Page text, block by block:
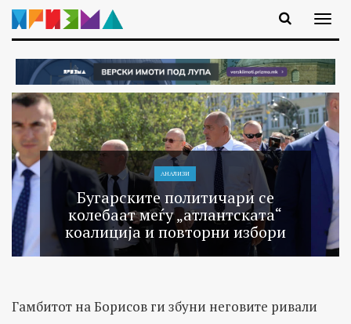
АНАЛИЗИ
Бугарските политичари се
колебаат меѓу „атлантската“
коалиција и повторни избори
Гамбитот на Борисов ги збуни неговите ривали